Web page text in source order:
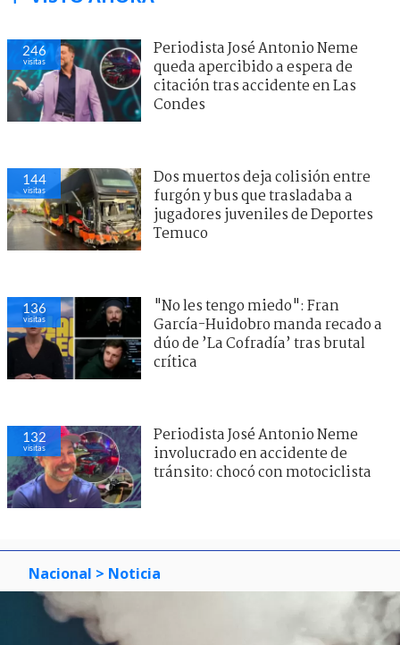
246
visitas
Periodista José Antonio Neme
queda apercibido a espera de
citación tras accidente en Las
Condes
144
visitas
Dos muertos deja colisión entre
furgón y bus que trasladaba a
jugadores juveniles de Deportes
Temuco
136
visitas
"No les tengo miedo": Fran
García-Huidobro manda recado a
dúo de ’La Cofradía’ tras brutal
crítica
132
visitas
Periodista José Antonio Neme
involucrado en accidente de
tránsito: chocó con motociclista
Nacional > Noticia